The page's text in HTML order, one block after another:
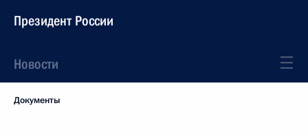
Президент России
Новости
Документы